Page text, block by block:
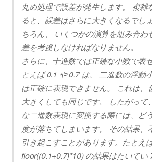
丸め処理で誤差が発生します。 複雑
ると、誤差はさらに大きくなるでし
ちろん、 いくつかの演算を組み合わ
差を考慮しなければなりません。
さらに、十進数では正確な小数で表
とえば 0.1 や 0.7 は、 二進数の浮動
は正確に表現できません。 これは、
大きくしても同じです。 したがって
な二進数表現に変換する際には、ど
度が落ちてしまいます。 その結果、
引き起こすことがあります。たとえば
floor((0.1+0.7)*10) の結果はたいてい